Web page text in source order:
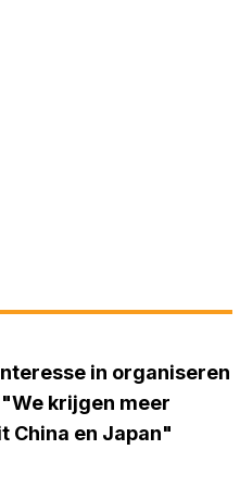
in organiseren
krijgen meer
China en Japan"